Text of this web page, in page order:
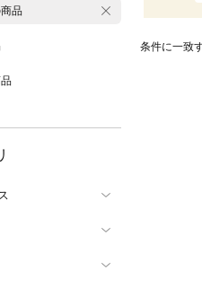
品
条件に一致